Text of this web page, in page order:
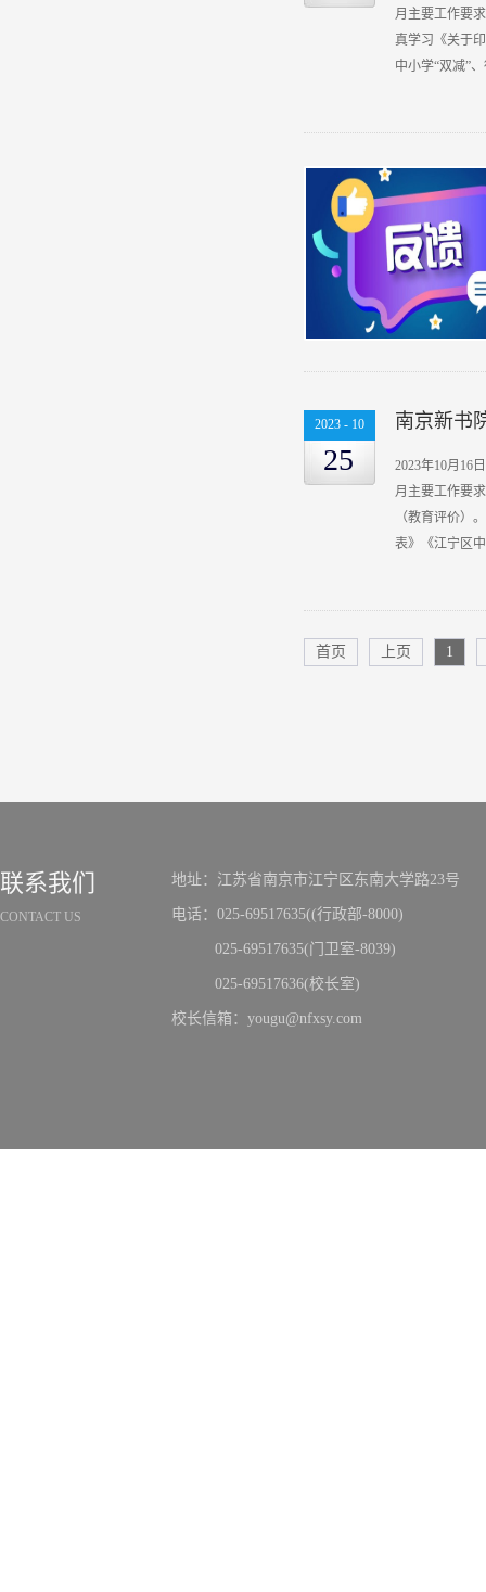
月主要工作要
真学习《关于
中小学“双减”
对我校的工作
南京新书
作经常性
2023 - 10
25
2023年10月16
月主要工作要
（教育评价）
表》《江宁区
晓明校长来校
首页 上页 1
联系我们
CONTACT US
地址：江苏省南京市江宁区东南大学路23号
电话：025-69517635((行政部-8000)
025-69517635(门卫室-8039)
025-69517636(校长室)
校长信箱：yougu@nfxsy.com